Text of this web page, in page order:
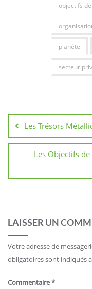
objectifs
planète
secteur
de
l’article
Les Trésors
Les Objectifs
LAISSER UN
Votre adresse de
obligatoires sont indiqués
Commentaire*